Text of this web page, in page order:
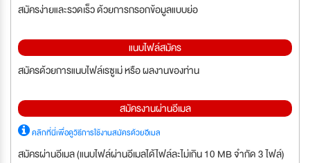
สมัครง่ายและรวดเร็ว ด้วยการกรอกข้อมูลแบบย่อ
แนบไฟล์สมัคร
สมัครด้วยการแนบไฟล์เรซูเม่ หรือ ผลงานของท่าน
สมัครงานผ่านอีเมล
คลิกที่นี่เพื่อดูวิธีการใช้งานสมัครด้วยอีเมล
สมัครผ่านอีเมล (แนบไฟล์ผ่านอีเมลได้ไฟล์ละไม่เกิน 10 MB จำกัด 3 ไฟล์)